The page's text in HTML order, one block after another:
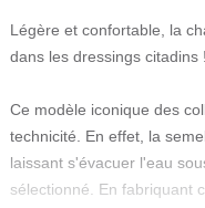
Légère et confortable, la
dans les dressings citadins !
Ce modèle iconique des
technicité. En effet, la
laissant s'évacuer l'eau
sélectionné. En fabriquant